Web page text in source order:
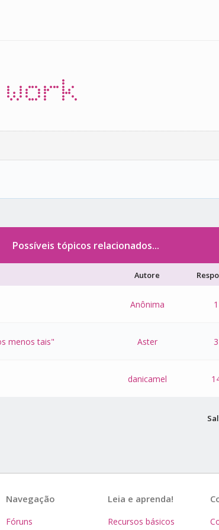
Possíveis tópicos relacionados...
Autore
Anônima 1
menos tais" Aster 3
danicamel
Leia e aprenda!
Recursos básicos
Navegação
Fóruns